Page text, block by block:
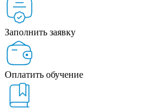
Заполнить заявку
Оплатить обучение